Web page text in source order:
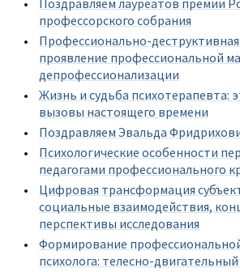
Поздравляем лауреатов премии
профессорского собрания
Профессионально-
проявление профессиональной
депрофессионализации
Жизнь и судьба психотерапевта:
вызовы настоящего времени
Поздравляем Эвальда
Психологические особенности
педагогами профессионального
Цифровая трансформация
социальные взаимодействия,
перспективы исследования
Формирование
психолога: телесно-